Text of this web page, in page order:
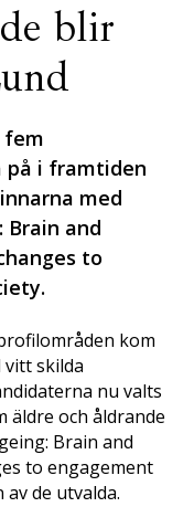
blir
fem
på i framtiden
med
Brain and
to
kom
vitt skilda
nu valts
och åldrande
Brain and
to engagement
de utvalda.